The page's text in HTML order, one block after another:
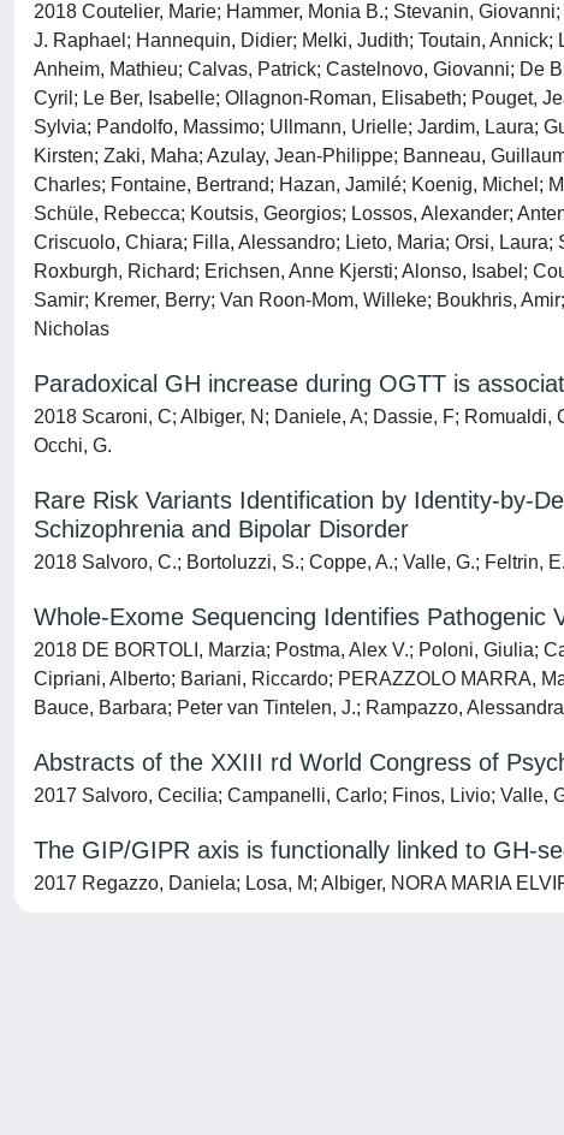
2018 Coutelier, Marie; Hammer, Monia B.; Stevanin,
J. Raphael; Hannequin, Didier; Melki, Judith; Toutain,
Anheim, Mathieu; Calvas, Patrick; Castelnovo, Giovanni; De
Cyril; Le Ber, Isabelle; Ollagnon-Roman, Elisabeth; Pouget,
Sylvia; Pandolfo, Massimo; Ullmann, Urielle; Jardim, Laura;
Kirsten; Zaki, Maha; Azulay, Jean-Philippe; Banneau,
Charles; Fontaine, Bertrand; Hazan, Jamilé; Koenig, Michel;
Schüle, Rebecca; Koutsis, Georgios; Lossos, Alexander;
Criscuolo, Chiara; Filla, Alessandro; Lieto, Maria; Orsi,
Roxburgh, Richard; Erichsen, Anne Kjersti; Alonso, Isabel;
Samir; Kremer, Berry; Van Roon-Mom, Willeke; Boukhris,
Nicholas
Paradoxical GH increase during OGTT is
2018 Scaroni, C; Albiger, N; Daniele, A; Dassie, F; Romualdi,
Occhi, G.
Rare Risk Variants Identification by Identity-by-
Schizophrenia and Bipolar Disorder
2018 Salvoro, C.; Bortoluzzi, S.; Coppe, A.; Valle, G.; Feltrin,
Whole-Exome Sequencing Identifies Pathogenic
2018 DE BORTOLI, Marzia; Postma, Alex V.; Poloni, Giulia;
Cipriani, Alberto; Bariani, Riccardo; PERAZZOLO MARRA,
Bauce, Barbara; Peter van Tintelen, J.; Rampazzo, Alessandra
Abstracts of the XXIII rd World Congress of
2017 Salvoro, Cecilia; Campanelli, Carlo; Finos, Livio; Valle,
The GIP/GIPR axis is functionally linked to GH-
2017 Regazzo, Daniela; Losa, M; Albiger, NORA MARIA